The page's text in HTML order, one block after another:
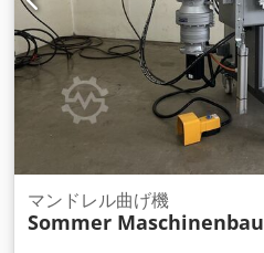
マンドレル曲げ機
Sommer Maschinenbau